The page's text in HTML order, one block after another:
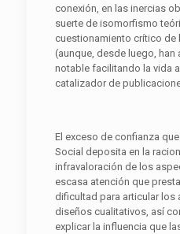
conexión, en las inercias
suerte de isomorfismo
cuestionamiento crítico de
(aunque, desde luego, han
notable facilitando la vida
catalizador de
El exceso de confianza
Social deposita en la
infravaloración de los
escasa atención que
dificultad para articular los
diseños cualitativos, así
explicar la influencia que